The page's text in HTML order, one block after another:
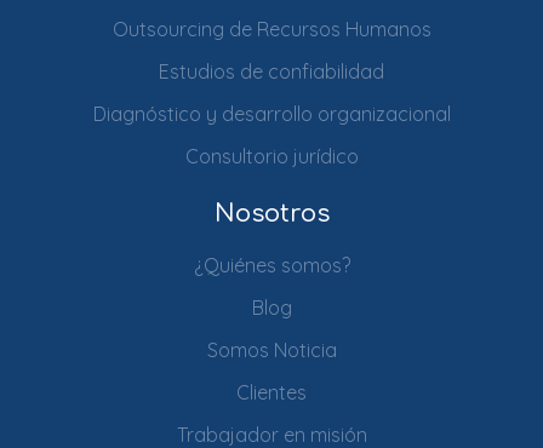
Outsourcing de Recursos Humanos
Estudios de confiabilidad
Diagnóstico y desarrollo organizacional
Consultorio jurídico
Nosotros
¿Quiénes somos?
Blog
Somos Noticia
Clientes
Trabajador en misión